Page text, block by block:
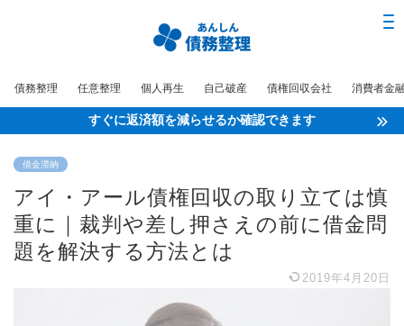
債務整理 任意整理 個人再生 自己破産 債権回収会社 消費者金
すぐに返済額を減らせるか確認できます
借金滞納
アイ・アール債権回収の取り立ては慎
重に｜裁判や差し押さえの前に借金問
題を解決する方法とは
2019年4月20日